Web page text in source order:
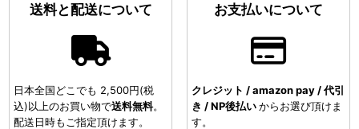
送料と配送について
日本全国どこでも 2,500円(税
込)以上のお買い物で送料無料。
配送日時もご指定頂けます。
お支払いについて
クレジット / amazon pay / 代引
き / NP後払い からお選び頂けま
す。